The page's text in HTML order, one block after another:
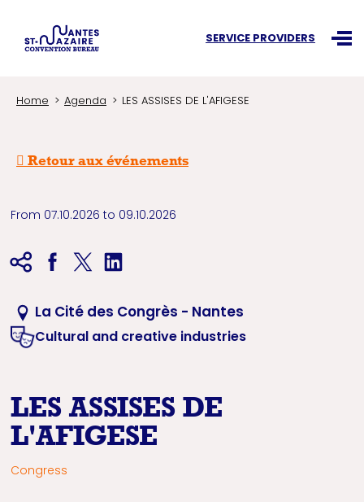
SERVICE PROVIDERS
Home Agenda LES ASSISES DE L'AFIGESE
Retour aux événements
From 07.10.2026 to 09.10.2026
La Cité des Congrès - Nantes
Cultural and creative industries
LES ASSISES DE
L'AFIGESE
Congress